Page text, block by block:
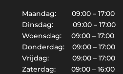
Maandag: 09:00 – 17:00
Dinsdag: 09:00 – 17:00
Woensdag: 09:00 – 17:00
Donderdag: 09:00 – 17:00
Vrijdag: 09:00 – 17:00
Zaterdag: 09:00 – 16:00